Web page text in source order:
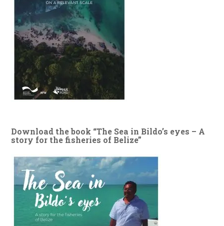
Download the book “The Sea in Bildo’s eyes – A
story for the fisheries of Belize”